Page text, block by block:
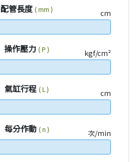
配管長度 ( mm ) cm
操作壓力 ( P ) kgf/cm²
氣缸行程 ( L ) cm
每分作動 ( n ) 次/min